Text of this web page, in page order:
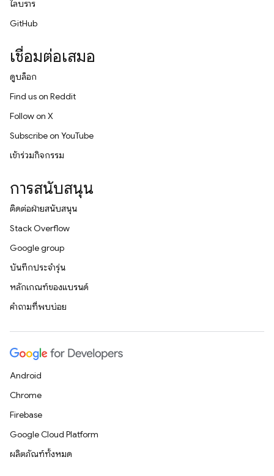
ไลบรารี
GitHub
เชื่อมต่อเสมอ
ดูบล็อก
Find us on Reddit
Follow on X
Subscribe on YouTube
เข้าร่วมกิจกรรม
การสนับสนุน
ติดต่อฝ่ายสนับสนุน
Stack Overflow
Google group
บันทึกประจำรุ่น
หลักเกณฑ์ของแบรนด์
คำถามที่พบบ่อย
Android
Chrome
Firebase
Google Cloud Platform
ผลิตภัณฑ์ทั้งหมด